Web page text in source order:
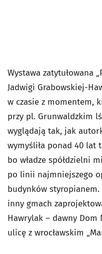
Wystawa zatytułowana
Jadwigi Grabowskiej-
w czasie z momentem,
przy pl. Grunwaldzkim
wyglądają tak, jak
wymyśliła ponad 40 lat
bo władze spółdzielni
po linii najmniejszego
budynków styropianem.
inny gmach
Hawrylak – dawny Dom
ulicę z wrocławskim